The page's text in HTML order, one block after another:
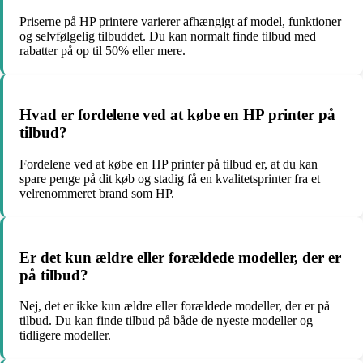
Priserne på HP printere varierer afhængigt af model, funktioner
og selvfølgelig tilbuddet. Du kan normalt finde tilbud med
rabatter på op til 50% eller mere.
Hvad er fordelene ved at købe en HP printer på
tilbud?
Fordelene ved at købe en HP printer på tilbud er, at du kan
spare penge på dit køb og stadig få en kvalitetsprinter fra et
velrenommeret brand som HP.
Er det kun ældre eller forældede modeller, der er
på tilbud?
Nej, det er ikke kun ældre eller forældede modeller, der er på
tilbud. Du kan finde tilbud på både de nyeste modeller og
tidligere modeller.